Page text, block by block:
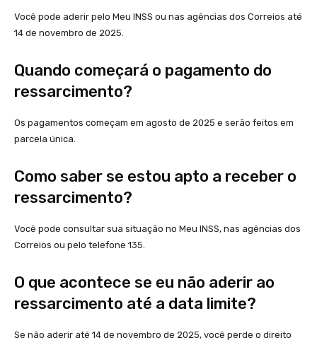
Você pode aderir pelo Meu INSS ou nas agências dos Correios até
14 de novembro de 2025.
Quando começará o pagamento do
ressarcimento?
Os pagamentos começam em agosto de 2025 e serão feitos em
parcela única.
Como saber se estou apto a receber o
ressarcimento?
Você pode consultar sua situação no Meu INSS, nas agências dos
Correios ou pelo telefone 135.
O que acontece se eu não aderir ao
ressarcimento até a data limite?
Se não aderir até 14 de novembro de 2025, você perde o direito